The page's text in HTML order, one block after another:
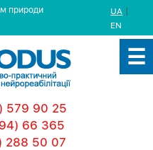
природи UA |
EN
579 90 25
66 365
288 50 07